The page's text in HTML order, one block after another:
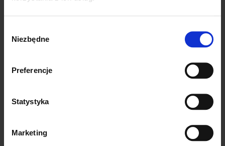
zgody
Niezbędne
Preferencje
Statystyka
Marketing